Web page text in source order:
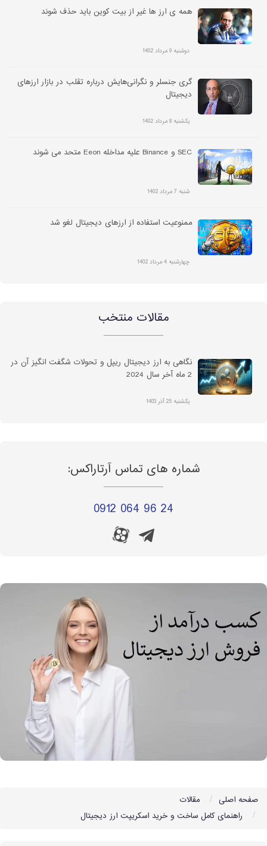
همه ی ارز ها غیر از بیت کوین باید حذف شوند
دوشنبه 9 مرداد 1402
گری جنسلر و نگرانی‌هایش درباره تقلب در بازار ارزهای
دیجیتال
یکشنبه 8 مرداد 1402
SEC و Binance علیه مداخله Eeon متحد می شوند
شنبه 7 مرداد 1402
ممنوعیت استفاده از ارزهای دیجیتال لغو شد
چهارشنبه 4 مرداد 1402
مقالات منتخب
نگاهی به ارز دیجیتال ریپل و تحولات شگفت انگیز آن در
2 ماه آخر سال 2024
یکشنبه 25 آذر 1403
شماره های تماس آرتاراکس:
0912 064 96 24
صفحه اصلی
مقالات
راهنمای کامل ساخت و خرید اسکریپت ارز دیجیتال